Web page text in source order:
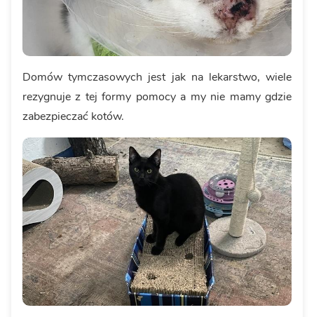
Domów tymczasowych jest jak na lekarstwo, wiele
rezygnuje z tej formy pomocy a my nie mamy gdzie
zabezpieczać kotów.